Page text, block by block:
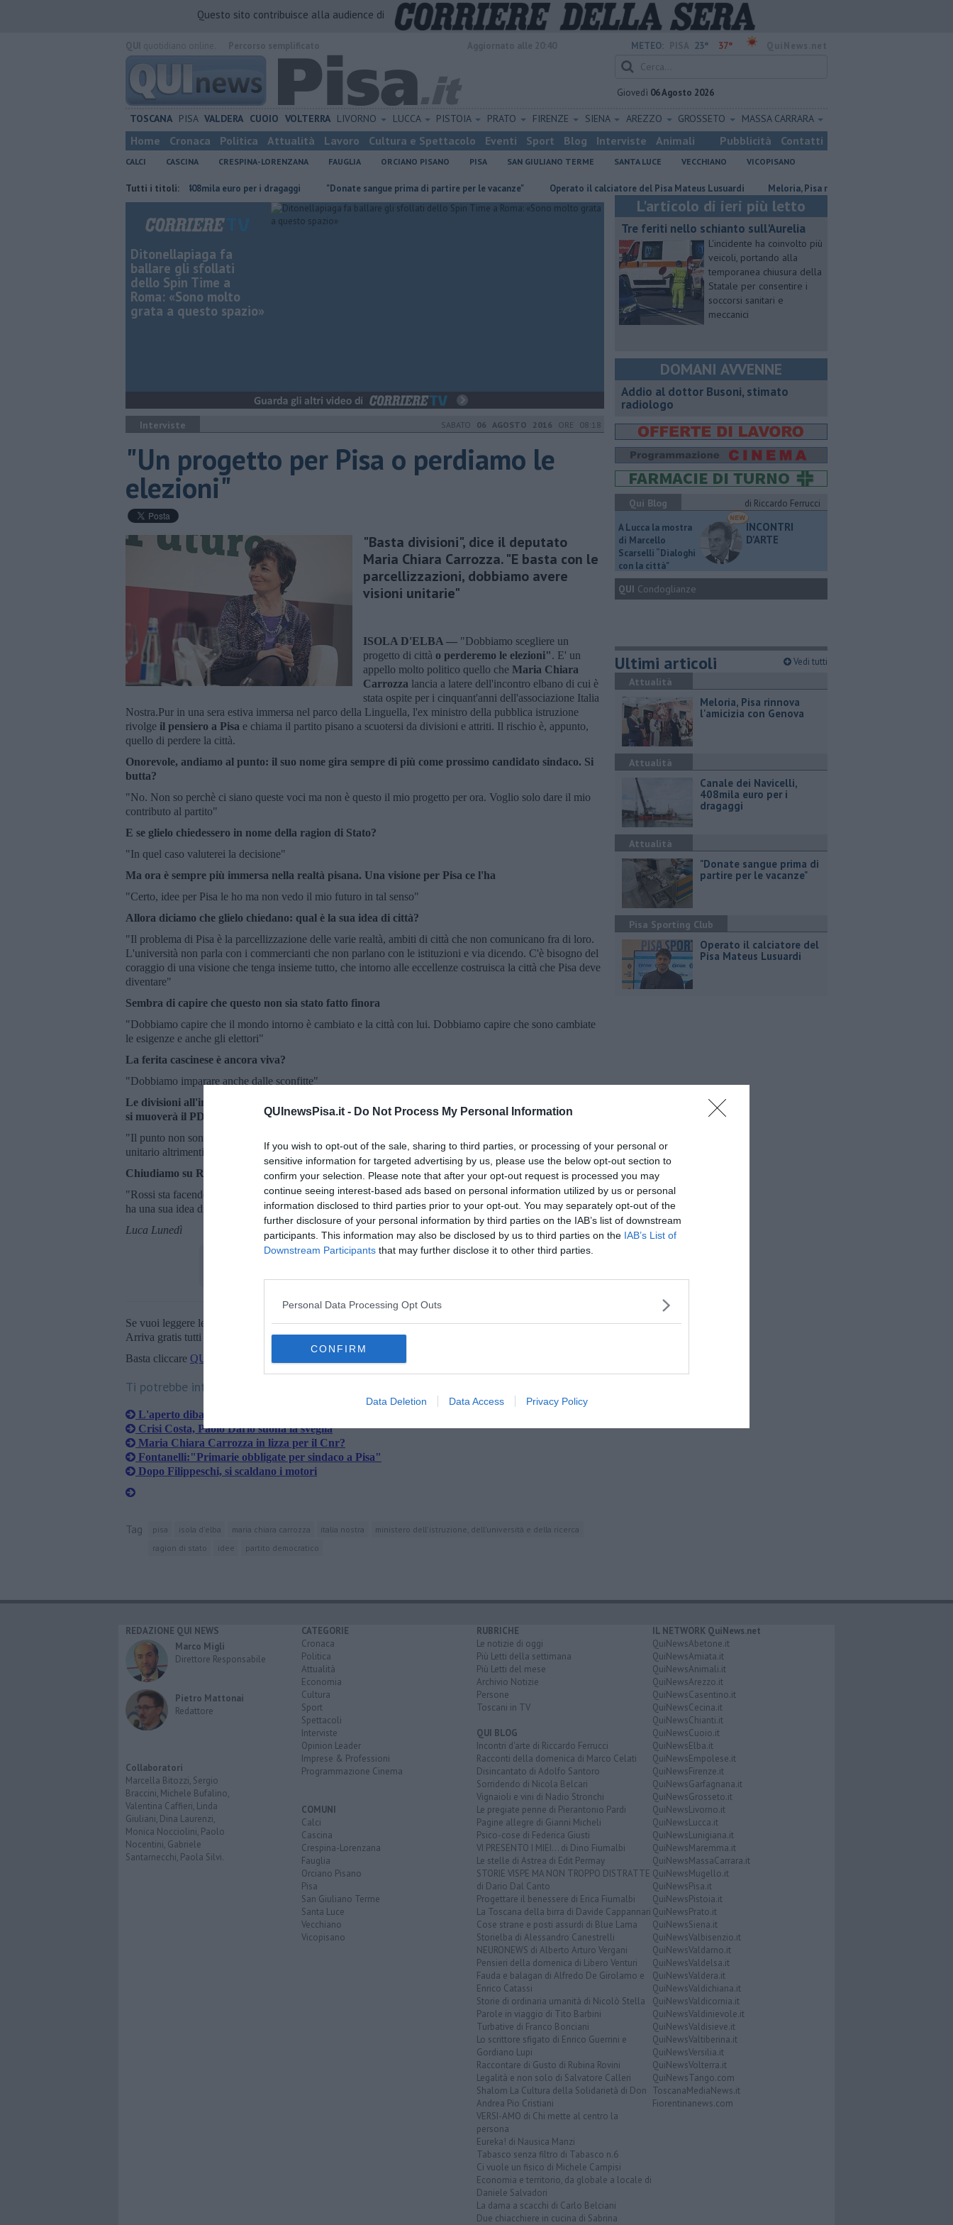
QUInewsPisa.it - Do Not Process My Personal Information
If you wish to opt-out of the sale, sharing to third parties, or processing of your personal or
sensitive information for targeted advertising by us, please use the below opt-out section to
confirm your selection. Please note that after your opt-out request is processed you may
continue seeing interest-based ads based on personal information utilized by us or personal
information disclosed to third parties prior to your opt-out. You may separately opt-out of the
further disclosure of your personal information by third parties on the IAB’s list of downstream
participants. This information may also be disclosed by us to third parties on the IAB’s List of
Downstream Participants that may further disclose it to other third parties.
Personal Data Processing Opt Outs
CONFIRM
Data Deletion Data Access Privacy Policy
Questo sito contribuisce alla audience di
METEO: 23° 37°
Giovedì 06 Agosto 2026
TOSCANA PISA VALDERA CUOIO VOLTERRA LIVORNO LUCCA PISTOIA PRATO FIRENZE SIENA AREZZO GROSSETO MASSA CARRARA
Home Cronaca Politica Attualità Lavoro Cultura e Spettacolo Eventi Sport Blog Interviste Animali Pubblicità Contatti
CALCI CASCINA CRESPINA-LORENZANA FAUGLIA ORCIANO PISANO PISA SAN GIULIANO TERME SANTA LUCE VECCHIANO VICOPISANO
Tutti i titoli:
Canale dei Navicelli, 408mila euro per i dragaggi "Donate sangue prima di partire per le vacanze" Operato il calciatore del Pisa Mateus Lusuardi Meloria, Pisa rinnova l'amicizia con Genova
Ditonellapiaga fa
ballare gli sfollati
dello Spin Time a
Roma: «Sono molto
grata a questo spazio»
Interviste SABATO 06 AGOSTO 2016 ORE 08:18
"Un progetto per Pisa o perdiamo le
elezioni"
"Basta divisioni", dice il deputato
Maria Chiara Carrozza. "E basta con le
parcellizzazioni, dobbiamo avere
visioni unitarie"
ISOLA D'ELBA — "Dobbiamo scegliere un
progetto di città o perderemo le elezioni". E' un
appello molto politico quello che Maria Chiara
Carrozza lancia a latere dell'incontro elbano di cui è
stata ospite per i cinquant'anni dell'associazione Italia
Nostra.Pur in una sera estiva immersa nel parco della Linguella, l'ex ministro della pubblica istruzione
rivolge il pensiero a Pisa e chiama il partito pisano a scuotersi da divisioni e attriti. Il rischio è, appunto,
quello di perdere la città.
Onorevole, andiamo al punto: il suo nome gira sempre di più come prossimo candidato sindaco. Si
butta?
"No. Non so perchè ci siano queste voci ma non è questo il mio progetto per ora. Voglio solo dare il mio
contributo al partito"
E se glielo chiedessero in nome della ragion di Stato?
"In quel caso valuterei la decisione"
Ma ora è sempre più immersa nella realtà pisana. Una visione per Pisa ce l'ha
"Certo, idee per Pisa le ho ma non vedo il mio futuro in tal senso"
Allora diciamo che glielo chiedano: qual è la sua idea di città?
"Il problema di Pisa è la parcellizzazione delle varie realtà, ambiti di città che non comunicano fra di loro.
L'università non parla con i commercianti che non parlano con le istituzioni e via dicendo. C'è bisogno del
coraggio di una visione che tenga insieme tutto, che intorno alle eccellenze costruisca la città che Pisa deve
diventare"
Sembra di capire che questo non sia stato fatto finora
"Dobbiamo capire che il mondo intorno è cambiato e la città con lui. Dobbiamo capire che sono cambiate
le esigenze e anche gli elettori"
La ferita cascinese è ancora viva?
"Dobbiamo imparare anche dalle sconfitte"
Le divisioni all'interno del partito possono aver avuto un peso determinante. Verso quale direzione
si muoverà il PD pisano? Facciamo i nomi: Fontanelli o Mazzeo?
"Il punto non sono Paolo o Antonio, loro devono essere il punto di partenza per un futuro che deve essere
unitario altrimenti, parliamoci chiaro, rischiamo i voti della nostra gente"
Chiudiamo su Rossi: che ne pensa della sua scalata alla segreteria?
"Rossi sta facendo un percorso legittimo all'interno del partito. E' un percorso che non mi appartiene ma se
ha una sua idea di partito fa bene a provarci"
Luca Lunedì
Se vuoi leggere le notizie principali della Toscana iscriviti allaNewsletter QUInews - ToscanaMedia.
Arriva gratis tutti i giorni alle 20:00 direttamente nella tua casella di posta.
Basta cliccare QUI
Ti potrebbe interessare anche:
L'aperto dibattito sulle riforme
Crisi Costa, Paolo Dario suona la sveglia
Maria Chiara Carrozza in lizza per il Cnr?
Fontanelli:"Primarie obbligate per sindaco a Pisa"
Dopo Filippeschi, si scaldano i motori
Tag pisa isola d'elba maria chiara carrozza italia nostra
ministero dell'istruzione, dell'università e della ricerca
ragion di stato
idee partito democratico
L'articolo di ieri più letto
Tre feriti nello schianto sull'Aurelia
L'incidente ha coinvolto più
veicoli, portando alla
temporanea chiusura della
Statale per consentire i
soccorsi sanitari e
meccanici
DOMANI AVVENNE
Addio al dottor Busoni, stimato
radiologo
Qui Blog
di Riccardo Ferrucci
A Lucca la mostra
di Marcello
Scarselli “Dialoghi
con la città"
INCONTRI
D'ARTE
QUI Condoglianze
Ultimi articoli Vedi tutti
Attualità
Meloria, Pisa rinnova
l'amicizia con Genova
Attualità
Canale dei Navicelli,
408mila euro per i
dragaggi
Attualità
"Donate sangue prima di
partire per le vacanze"
Pisa Sporting Club
Operato il calciatore del
Pisa Mateus Lusuardi
REDAZIONE QUI NEWS
Marco Migli
Direttore Responsabile
Pietro Mattonai
Redattore
Collaboratori
Marcella Bitozzi, Sergio
Braccini, Michele Bufalino,
Valentina Caffieri, Linda
Giuliani, Dina Laurenzi,
Monica Nocciolini, Paolo
Nocentini, Gabriele
Santarnecchi, Paola Silvi.
CATEGORIE
Cronaca
Politica
Attualità
Economia
Cultura
Sport
Spettacoli
Interviste
Opinion Leader
Imprese & Professioni
Programmazione Cinema
COMUNI
Calci
Cascina
Crespina-Lorenzana
Fauglia
Orciano Pisano
Pisa
San Giuliano Terme
Santa Luce
Vecchiano
Vicopisano
RUBRICHE
Le notizie di oggi
Più Letti della settimana
Più Letti del mese
Archivio Notizie
Persone
Toscani in TV
QUI BLOG
Incontri d'arte di Riccardo Ferrucci
Racconti della domenica di Marco Celati
Disincantato di Adolfo Santoro
Sorridendo di Nicola Belcari
Vignaioli e vini di Nadio Stronchi
Le pregiate penne di Pierantonio Pardi
Pagine allegre di Gianni Micheli
Psico-cose di Federica Giusti
VI PRESENTO I MIEI... di Dino Fiumalbi
Le stelle di Astrea di Edit Permay
STORIE VISPE MA NON TROPPO DISTRATTE
di Dario Dal Canto
Progettare il benessere di Erica Fiumalbi
La Toscana della birra di Davide Cappannari
Cose strane e posti assurdi di Blue Lama
Storielba di Alessandro Canestrelli
NEURONEWS di Alberto Arturo Vergani
Pensieri della domenica di Libero Venturi
Fauda e balagan di Alfredo De Girolamo e
Enrico Catassi
Storie di ordinaria umanità di Nicolò Stella
Parole in viaggio di Tito Barbini
Turbative di Franco Bonciani
Lo scrittore sfigato di Enrico Guerrini e
Gordiano Lupi
Raccontare di Gusto di Rubina Rovini
Legalità e non solo di Salvatore Calleri
Shalom La Cultura della Solidarietà di Don
Andrea Pio Cristiani
VERSI-AMO di Chi mette al centro la
persona
Eureka! di Nausica Manzi
Tabasco senza filtro di Tabasco n.6
Ci vuole un fisico di Michele Campisi
Economia e territorio, da globale a locale di
Daniele Salvadori
La dama a scacchi di Carlo Belciani
Due chiacchiere in cucina di Sabrina
IL NETWORK QuiNews.net
QuiNewsAbetone.it
QuiNewsAmiata.it
QuiNewsAnimali.it
QuiNewsArezzo.it
QuiNewsCasentino.it
QuiNewsCecina.it
QuiNewsChianti.it
QuiNewsCuoio.it
QuiNewsElba.it
QuiNewsEmpolese.it
QuiNewsFirenze.it
QuiNewsGarfagnana.it
QuiNewsGrosseto.it
QuiNewsLivorno.it
QuiNewsLucca.it
QuiNewsLunigiana.it
QuiNewsMaremma.it
QuiNewsMassaCarrara.it
QuiNewsMugello.it
QuiNewsPisa.it
QuiNewsPistoia.it
QuiNewsPrato.it
QuiNewsSiena.it
QuiNewsValbisenzio.it
QuiNewsValdarno.it
QuiNewsValdelsa.it
QuiNewsValdera.it
QuiNewsValdichiana.it
QuiNewsValdicornia.it
QuiNewsValdinievole.it
QuiNewsValdisieve.it
QuiNewsValtiberina.it
QuiNewsVersilia.it
QuiNewsVolterra.it
QuiNewsTango.com
ToscanaMediaNews.it
Fiorentinanews.com